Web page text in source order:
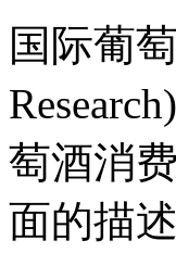
国际葡
萄酒消
面的描